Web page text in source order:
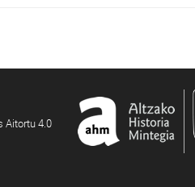
Aitortu 4.0